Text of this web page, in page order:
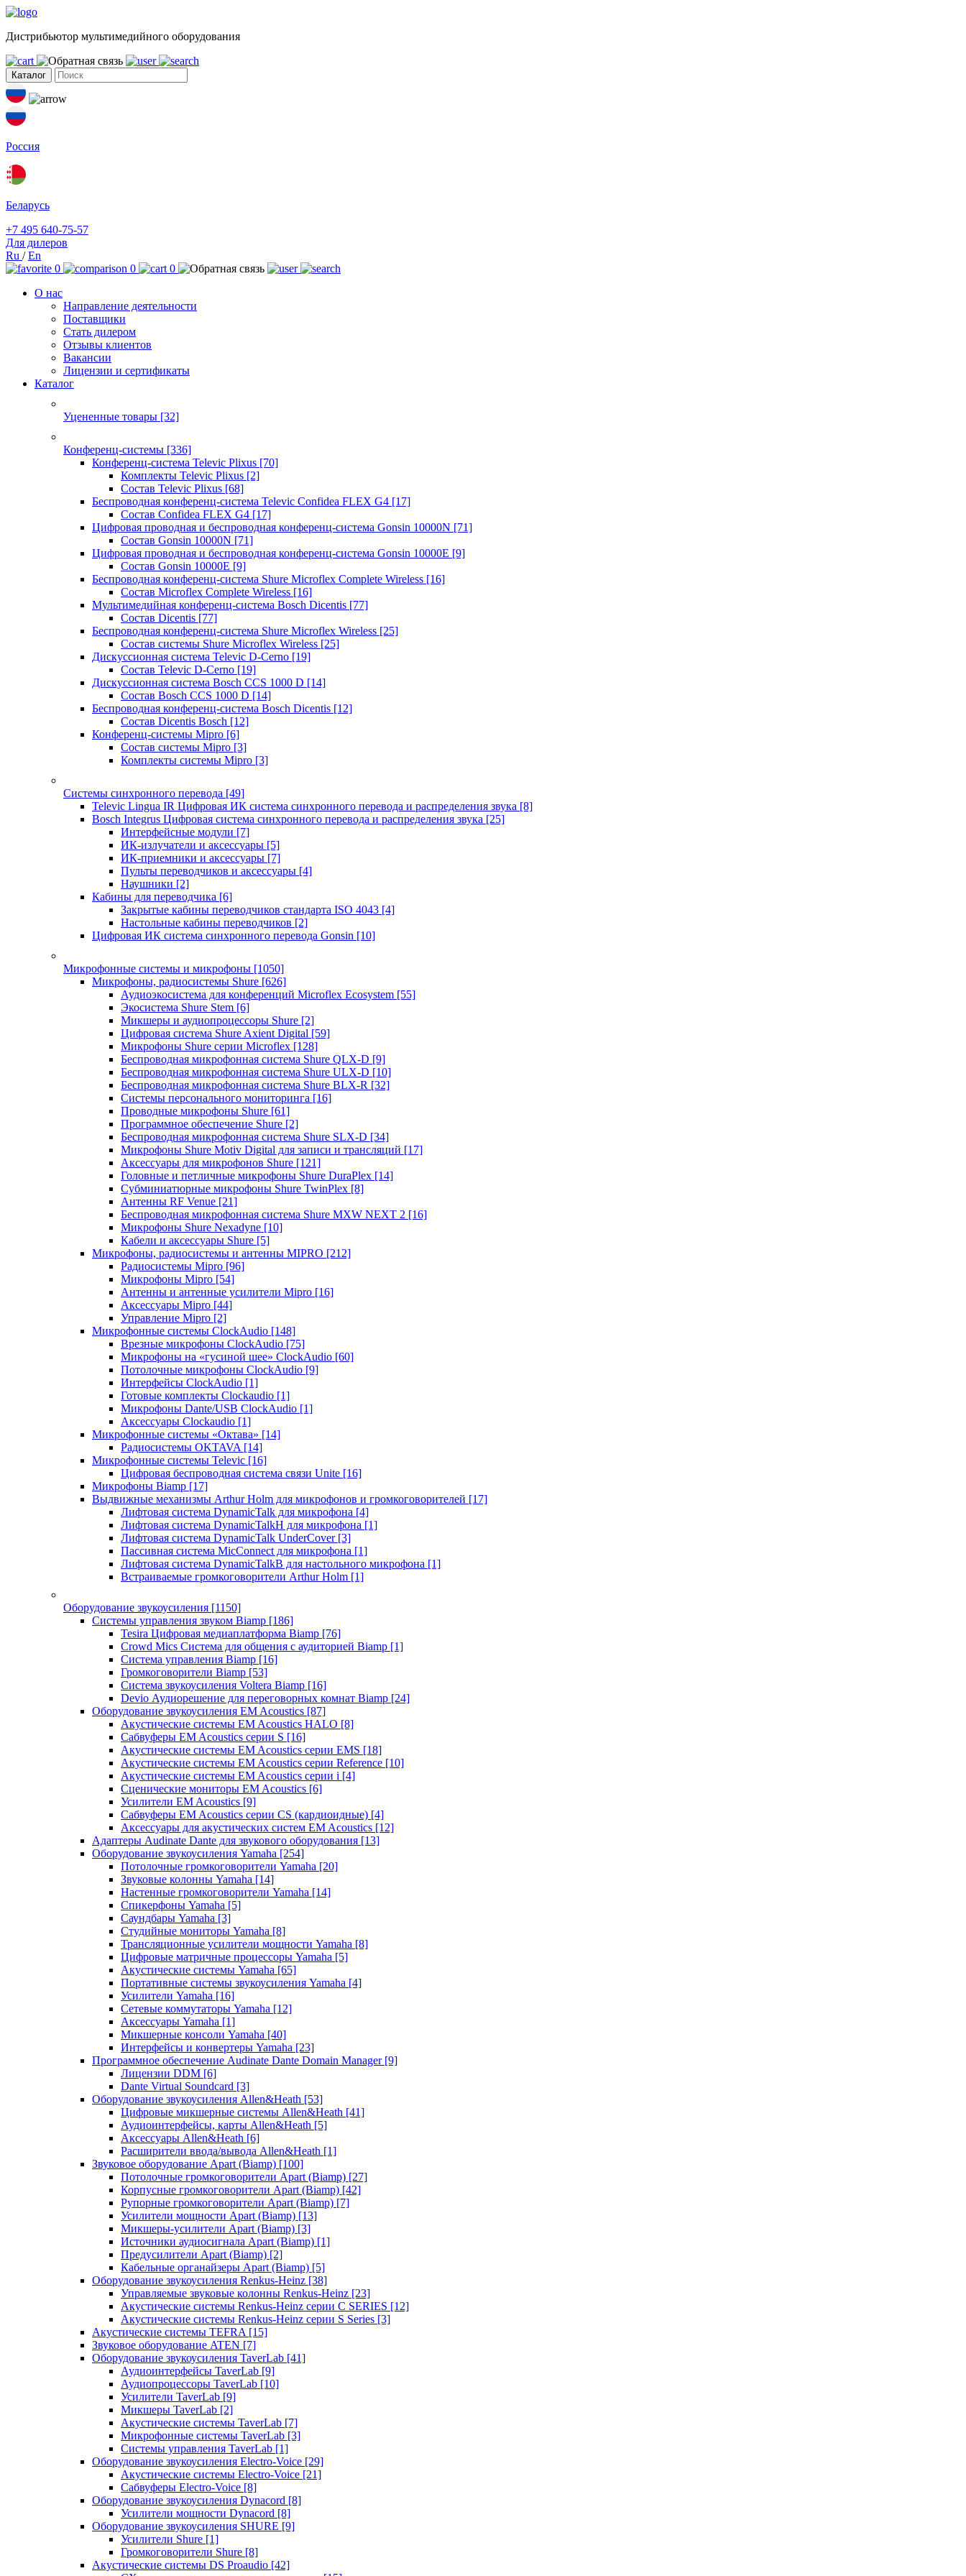
Дистрибьютор мультимедийного оборудования
Каталог
Россия
Беларусь
+7 495 640-75-57
Для дилеров
Ru /En
0
0
0
О нас
Направление деятельности
Поставщики
Стать дилером
Отзывы клиентов
Вакансии
Лицензии и сертификаты
Каталог
Уцененные товары [32]
Конференц-системы [336]
Конференц-система Televic Plixus [70]
Комплекты Televic Plixus [2]
Состав Televic Plixus [68]
Беспроводная конференц-система Televic Confidea FLEX G4 [17]
Состав Confidea FLEX G4 [17]
Цифровая проводная и беспроводная конференц-система Gonsin 10000N [71]
Состав Gonsin 10000N [71]
Цифровая проводная и беспроводная конференц-система Gonsin 10000E [9]
Состав Gonsin 10000E [9]
Беспроводная конференц-система Shure Microflex Complete Wireless [16]
Состав Microflex Complete Wireless [16]
Мультимедийная конференц-система Bosch Dicentis [77]
Состав Dicentis [77]
Беспроводная конференц-система Shure Microflex Wireless [25]
Состав системы Shure Microflex Wireless [25]
Дискуссионная система Televic D-Cerno [19]
Состав Televic D-Cerno [19]
Дискуссионная система Bosch CCS 1000 D [14]
Состав Bosch CCS 1000 D [14]
Беспроводная конференц-система Bosch Dicentis [12]
Состав Dicentis Bosch [12]
Конференц-системы Mipro [6]
Состав системы Mipro [3]
Комплекты системы Mipro [3]
Системы синхронного перевода [49]
Televic Lingua IR Цифровая ИК система синхронного перевода и распределения звука [8]
Bosch Integrus Цифровая система синхронного перевода и распределения звука [25]
Интерфейсные модули [7]
ИК-излучатели и аксессуары [5]
ИК-приемники и аксессуары [7]
Пульты переводчиков и аксессуары [4]
Наушники [2]
Кабины для переводчика [6]
Закрытые кабины переводчиков стандарта ISO 4043 [4]
Настольные кабины переводчиков [2]
Цифровая ИК система синхронного перевода Gonsin [10]
Микрофонные системы и микрофоны [1050]
Микрофоны, радиосистемы Shure [626]
Аудиоэкосистема для конференций Microflex Ecosystem [55]
Экосистема Shure Stem [6]
Микшеры и аудиопроцессоры Shure [2]
Цифровая система Shure Axient Digital [59]
Микрофоны Shure серии Microflex [128]
Беспроводная микрофонная система Shure QLX-D [9]
Беспроводная микрофонная система Shure ULX-D [10]
Беспроводная микрофонная система Shure BLX-R [32]
Системы персонального мониторинга [16]
Проводные микрофоны Shure [61]
Программное обеспечение Shure [2]
Беспроводная микрофонная система Shure SLX-D [34]
Микрофоны Shure Motiv Digital для записи и трансляций [17]
Аксессуары для микрофонов Shure [121]
Головные и петличные микрофоны Shure DuraPlex [14]
Субминиатюрные микрофоны Shure TwinPlex [8]
Антенны RF Venue [21]
Беспроводная микрофонная система Shure MXW NEXT 2 [16]
Микрофоны Shure Nexadyne [10]
Кабели и аксессуары Shure [5]
Микрофоны, радиосистемы и антенны MIPRO [212]
Радиосистемы Mipro [96]
Микрофоны Mipro [54]
Антенны и антенные усилители Mipro [16]
Аксессуары Mipro [44]
Управление Mipro [2]
Микрофонные системы ClockAudio [148]
Врезные микрофоны ClockAudio [75]
Микрофоны на «гусиной шее» ClockAudio [60]
Потолочные микрофоны ClockAudio [9]
Интерфейсы ClockAudio [1]
Готовые комплекты Clockaudio [1]
Микрофоны Dante/USB ClockAudio [1]
Аксессуары Clockaudio [1]
Микрофонные системы «Октава» [14]
Радиосистемы OKTAVA [14]
Микрофонные системы Televic [16]
Цифровая беспроводная система связи Unite [16]
Микрофоны Biamp [17]
Выдвижные механизмы Arthur Holm для микрофонов и громкоговорителей [17]
Лифтовая система DynamicTalk для микрофона [4]
Лифтовая система DynamicTalkH для микрофона [1]
Лифтовая система DynamicTalk UnderCover [3]
Пассивная система MicConnect для микрофона [1]
Лифтовая система DynamicTalkB для настольного микрофона [1]
Встраиваемые громкоговорители Arthur Holm [1]
Оборудование звукоусиления [1150]
Системы управления звуком Biamp [186]
Tesira Цифровая медиаплатформа Biamp [76]
Crowd Mics Система для общения с аудиторией Biamp [1]
Система управления Biamp [16]
Громкоговорители Biamp [53]
Система звукоусиления Voltera Biamp [16]
Devio Аудиорешение для переговорных комнат Biamp [24]
Оборудование звукоусиления EM Acoustics [87]
Акустические системы EM Acoustics HALO [8]
Сабвуферы EM Acoustics серии S [16]
Акустические системы EM Acoustics серии EMS [18]
Акустические системы EM Acoustics серии Reference [10]
Акустические системы EM Acoustics серии i [4]
Сценические мониторы EM Acoustics [6]
Усилители EM Acoustics [9]
Сабвуферы EM Acoustics серии CS (кардиоидные) [4]
Аксессуары для акустических систем EM Acoustics [12]
Адаптеры Audinate Dante для звукового оборудования [13]
Оборудование звукоусиления Yamaha [254]
Потолочные громкоговорители Yamaha [20]
Звуковые колонны Yamaha [14]
Настенные громкоговорители Yamaha [14]
Спикерфоны Yamaha [5]
Саундбары Yamaha [3]
Студийные мониторы Yamaha [8]
Трансляционные усилители мощности Yamaha [8]
Цифровые матричные процессоры Yamaha [5]
Акустические системы Yamaha [65]
Портативные системы звукоусиления Yamaha [4]
Усилители Yamaha [16]
Сетевые коммутаторы Yamaha [12]
Аксессуары Yamaha [1]
Микшерные консоли Yamaha [40]
Интерфейсы и конвертеры Yamaha [23]
Программное обеспечение Audinate Dante Domain Manager [9]
Лицензии DDM [6]
Dante Virtual Soundcard [3]
Оборудование звукоусиления Allen&Heath [53]
Цифровые микшерные системы Allen&Heath [41]
Аудиоинтерфейсы, карты Allen&Heath [5]
Аксессуары Allen&Heath [6]
Расширители ввода/вывода Allen&Heath [1]
Звуковое оборудование Apart (Biamp) [100]
Потолочные громкоговорители Apart (Biamp) [27]
Корпусные громкоговорители Apart (Biamp) [42]
Рупорные громкоговорители Apart (Biamp) [7]
Усилители мощности Apart (Biamp) [13]
Микшеры-усилители Apart (Biamp) [3]
Источники аудиосигнала Apart (Biamp) [1]
Предусилители Apart (Biamp) [2]
Кабельные органайзеры Apart (Biamp) [5]
Оборудование звукоусиления Renkus-Heinz [38]
Управляемые звуковые колонны Renkus-Heinz [23]
Акустические системы Renkus-Heinz серии C SERIES [12]
Акустические системы Renkus-Heinz серии S Series [3]
Акустические системы TEFRA [15]
Звуковое оборудование ATEN [7]
Оборудование звукоусиления TaverLab [41]
Аудиоинтерфейсы TaverLab [9]
Аудиопроцессоры TaverLab [10]
Усилители TaverLab [9]
Микшеры TaverLab [2]
Акустические системы TaverLab [7]
Микрофонные системы TaverLab [3]
Системы управления TaverLab [1]
Оборудование звукоусиления Electro-Voice [29]
Акустические системы Electro-Voice [21]
Сабвуферы Electro-Voice [8]
Оборудование звукоусиления Dynacord [8]
Усилители мощности Dynacord [8]
Оборудование звукоусиления SHURE [9]
Усилители Shure [1]
Громкоговорители Shure [8]
Акустические системы DS Proaudio [42]